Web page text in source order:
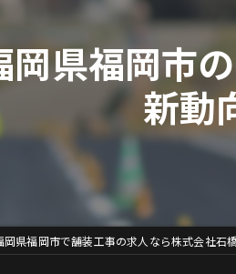
県福岡市
新動
岡県福岡市で舗装工事の求人なら株式会社石